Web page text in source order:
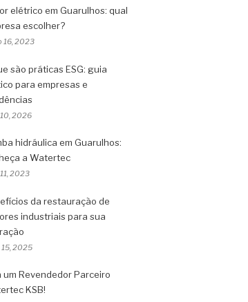
elétrico em Guarulhos: qual
escolher?
16, 2023
são práticas ESG: guia
para empresas e
2026
hidráulica em Guarulhos:
a Watertec
2023
da restauração de
industriais para sua
2025
um Revendedor Parceiro
KSB!